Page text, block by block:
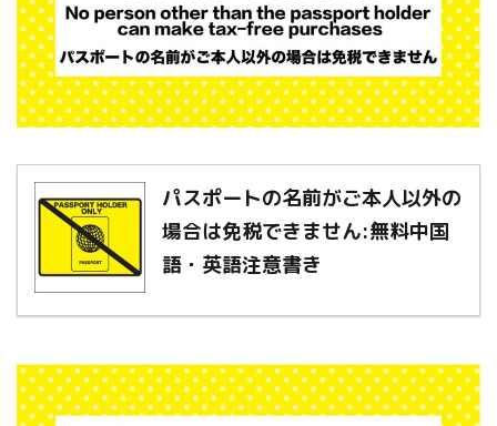
パスポートの名前がご本人以外の
場合は免税できません:無料中国
語・英語注意書き